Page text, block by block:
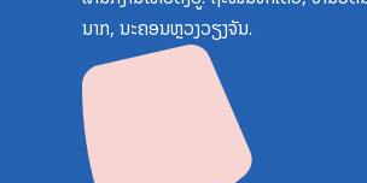
ນາກ, ນະຄອນຫຼວງວຽງຈັນ.